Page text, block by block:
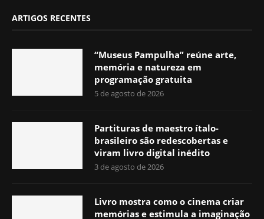
ARTIGOS RECENTES
“Museus Pampulha” reúne arte,
memória e natureza em
programação gratuita
5 de agosto de 2026
Partituras de maestro ítalo-
brasileiro são redescobertas e
viram livro digital inédito
3 de agosto de 2026
Livro mostra como o cinema criar
memórias e estimula a imaginação